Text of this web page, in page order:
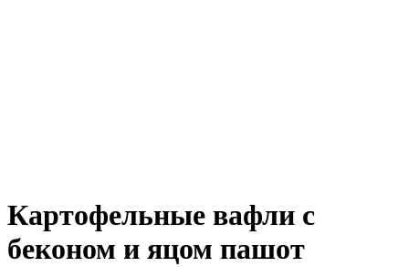
Картофельные вафли с
беконом и яцом пашот